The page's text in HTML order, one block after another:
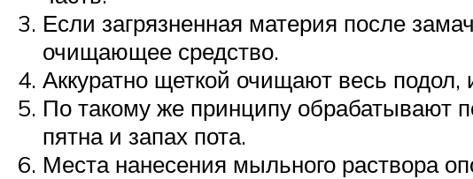
Если загрязненная материя после
очищающее средство.
Аккуратно щеткой очищают весь подол,
По такому же принципу обрабатывают
пятна и запах пота.
Места нанесения мыльного раствора